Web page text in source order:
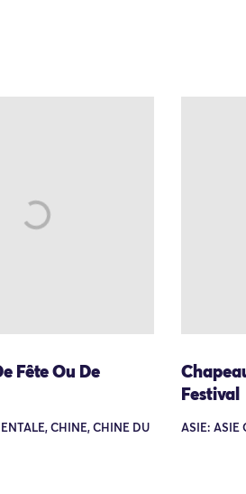
Fête Ou De
CHINE, CHINE DU
Festival
ASIE: ASIE